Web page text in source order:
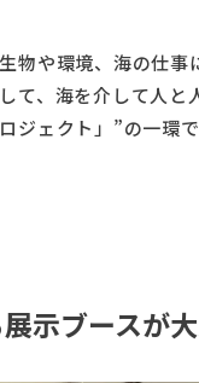
物や環境、海の仕事
て、海を介して人と
ジェクト」”の一環
示ブースが